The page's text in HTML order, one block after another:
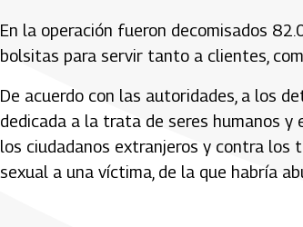
En la operación fueron decomisados
bolsitas para servir tanto a clientes,
De acuerdo con las autoridades, a los
dedicada a la trata de seres humanos
los ciudadanos extranjeros y contra los
sexual a una víctima, de la que habría